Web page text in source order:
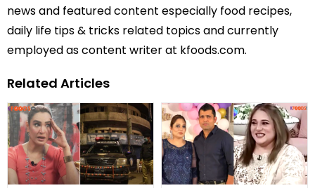
news and featured content especially food recipes,
daily life tips & tricks related topics and currently
employed as content writer at kfoods.com.
Related Articles